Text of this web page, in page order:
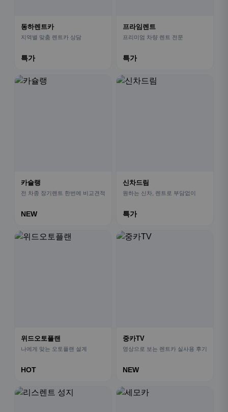
동하렌트카
지역별 맞춤 렌트카 상담
특가
프라임렌트
프리미엄 차량 렌트 전문
특가
카슐랭
전 차종 장기렌트 한번에 비교견적
NEW
신차드림
원하는 신차, 렌트로 부담없이
특가
위드오토플랜
나에게 맞는 오토플랜 설계
HOT
중카TV
영상으로 보는 렌트카 실사용 후기
NEW